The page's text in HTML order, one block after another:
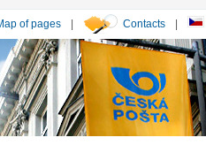
of pages | Contacts |